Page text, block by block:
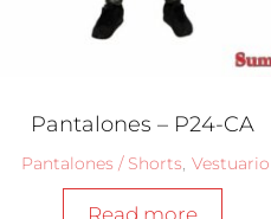
Pantalones – P24-CA
Pantalones / Shorts Vestuario
Read more